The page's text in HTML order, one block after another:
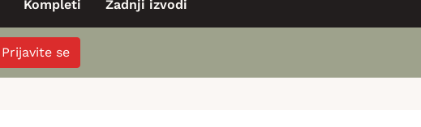
Kompleti Zadnji izvodi
Prijavite se